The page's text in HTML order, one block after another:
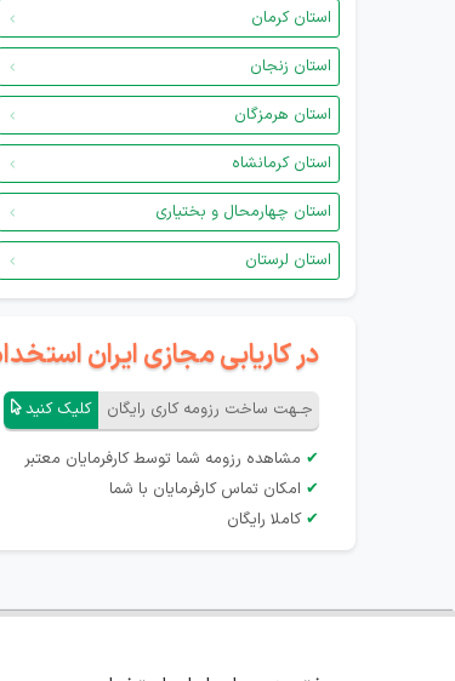
استان کرمان
استان زنجان
استان هرمزگان
استان کرمانشاه
استان چهارمحال و بختیاری
استان لرستان
در کاریابی مجازی ایران
جـهت ساخت رزومه کاری رایگان کلیک کنید
✔ مشاهده رزومه شما توسط کارفرمایان معتبر
✔ امکان تماس کارفرمایان با شما
✔ کاملا رایگان